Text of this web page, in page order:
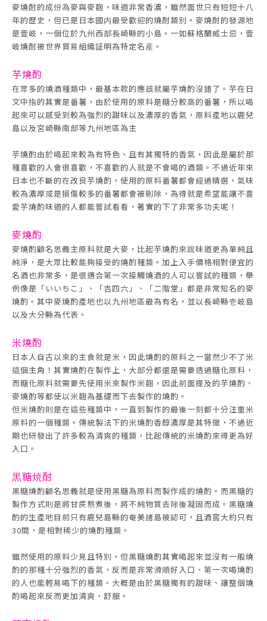
麥燒酎的成份為麥與麥麴，味道非常香濃，雖然面世只有短短十八
年的歴史，但已是日本國内最受歡迎的燒酎類別。麥燒酎的發源地
是壹岐，一個位於九州西部長崎縣的小島。一如蘇格蘭威士忌，壹
岐燒酎被世界貿易組織証明為特定名産。
芋燒酌
在眾多的燒酒種類中，最基本款的應該就屬芋燒酌沒錯了。芋在日
文中指的其實是番薯，由於使用的原料是糖分較高的番薯，所以喝
起來可以感受到較為強烈的甜味以及濃厚的香氣，原料產地以鹿兒
島以及宮崎縣南部等九州地區為主
芋燒酌由於喝起來較為有特色、且有其獨特的香氣，因此是屬於那
種喜歡的人會很喜歡，不喜歡的人就是不會喝的酒類。不過近年來
日本也不斷的在改良芋燒酌，使用的原料番薯都會經過精選，氣味
較為濃厚或是損傷較多的番薯都會被剔除，為得就是希望能讓不喜
愛芋燒酌味道的人都能嘗試看看，著實的下了非常多功夫呢！
麥燒酌
麥燒酌顧名思義主原料就是大麥，比起芋燒酌來說味道更為單純且
純淨，是大眾比較能夠接受的燒酌種類。加上入手價格相對便宜的
名酒也非常多，是很適合第一次接觸燒酒的人可以嘗試的種類，舉
例像是「いいちこ」、「吉四六」、「二階堂」都是非常知名的麥
燒酌。其中麥燒酌產地也以九州地區最為有名，並以長崎縣壱岐島
以及大分縣為代表。
米燒酌
日本人自古以來的主食就是米，因此燒酌的原料之一當然少不了米
這個主角！其實燒酌在製作上，大部分都還是需要透過糖化原料，
而糖化原料就需要先使用米來製作米麴，因此前面提及的芋燒酌、
麥燒酌等都使以米麴為基礎而下去製作的燒酌。
但米燒酌則是在這些種類中，一直到製作的最後一刻都十分注重米
原料的一個種類。傳統製法下的米燒酌香醇濃厚是其特徵，不過近
期也研發出了許多較為清爽的種類，比起傳統的米燒酌來得更為好
入口。
黒糖焼酎
黑糖燒酌顧名思義就是使用黑糖為原料而製作成的燒酌。而黑糖的
製作方式則是將甘蔗熬煮後，將不純物質去除後凝固而成。黑糖燒
酌的生產地目前只有鹿兒島縣的奄美諸島被認可，且酒窖大約只有
30間，是相對稀少的燒酌種類。
雖然使用的原料少見且特別，但黑糖燒酌其實喝起來並沒有一般燒
酌的那種十分強烈的香氣，反而是非常滑順好入口、第一次喝燒酌
的人也能輕易喝下的種類。大概是由於黑糖獨有的甜味、讓整個燒
酌喝起來反而更加清爽、舒服。